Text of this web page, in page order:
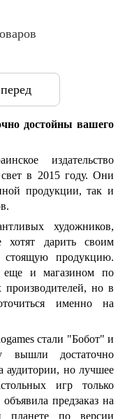
достойны вашего
издательство
в 2015 году. Они
продукции, так и
художников,
хотят дарить своим
стоящую продукцию.
еще и магазином по
но в
именно на
стали "Бобот" и
вышли достаточно
аудитории, но лучшее
игр только
предзаказ на
по версии